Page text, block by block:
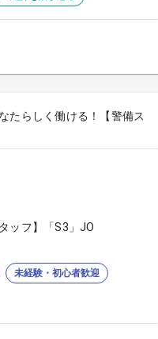
たらしく働ける！【警備ス
ッフ】「S3」JO
未経験・初心者歓迎